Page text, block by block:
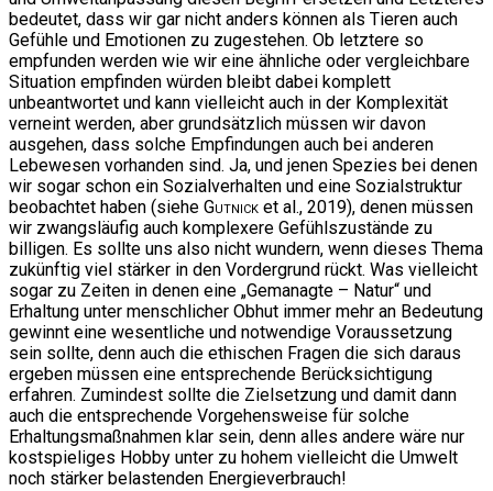
bedeutet, dass wir gar nicht anders können als Tieren auch
Gefühle und Emotionen zu zugestehen. Ob letztere so
empfunden werden wie wir eine ähnliche oder vergleichbare
Situation empfinden würden bleibt dabei komplett
unbeantwortet und kann vielleicht auch in der Komplexität
verneint werden, aber grundsätzlich müssen wir davon
ausgehen, dass solche Empfindungen auch bei anderen
Lebewesen vorhanden sind. Ja, und jenen Spezies bei denen
wir sogar schon ein Sozialverhalten und eine Sozialstruktur
beobachtet haben (siehe Gutnick et al., 2019), denen müssen
wir zwangsläufig auch komplexere Gefühlszustände zu
billigen. Es sollte uns also nicht wundern, wenn dieses Thema
zukünftig viel stärker in den Vordergrund rückt. Was vielleicht
sogar zu Zeiten in denen eine „Gemanagte – Natur“ und
Erhaltung unter menschlicher Obhut immer mehr an Bedeutung
gewinnt eine wesentliche und notwendige Voraussetzung
sein sollte, denn auch die ethischen Fragen die sich daraus
ergeben müssen eine entsprechende Berücksichtigung
erfahren. Zumindest sollte die Zielsetzung und damit dann
auch die entsprechende Vorgehensweise für solche
Erhaltungsmaßnahmen klar sein, denn alles andere wäre nur
kostspieliges Hobby unter zu hohem vielleicht die Umwelt
noch stärker belastenden Energieverbrauch!